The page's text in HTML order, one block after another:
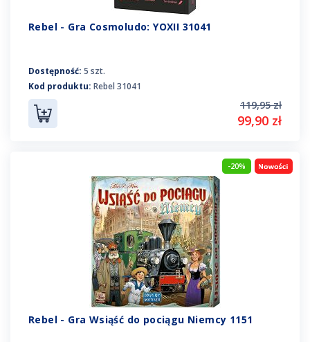
Rebel - Gra Cosmoludo: YOXII 31041
Dostępność: 5 szt.
Kod produktu: Rebel 31041
119,95 zł
99,90 zł
-20%
Rebel - Gra Wsiąść do pociągu Niemcy 1151